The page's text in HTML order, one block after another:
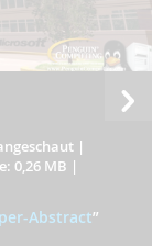
|
0,26 MB |
Abstract”